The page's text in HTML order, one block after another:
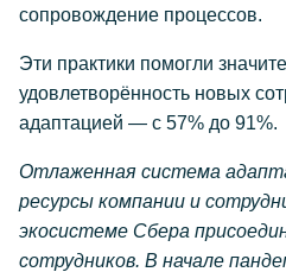
сопровождение процессов.
Эти практики помогли
удовлетворённость новых
адаптацией — с 57% до 91%.
Отлаженная система
ресурсы компании и
экосистеме Сбера
сотрудников. В начале